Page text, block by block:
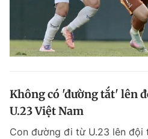
Không có 'đường tắt' lên
U.23 Việt Nam
Con đường đi từ U.23 lên đội